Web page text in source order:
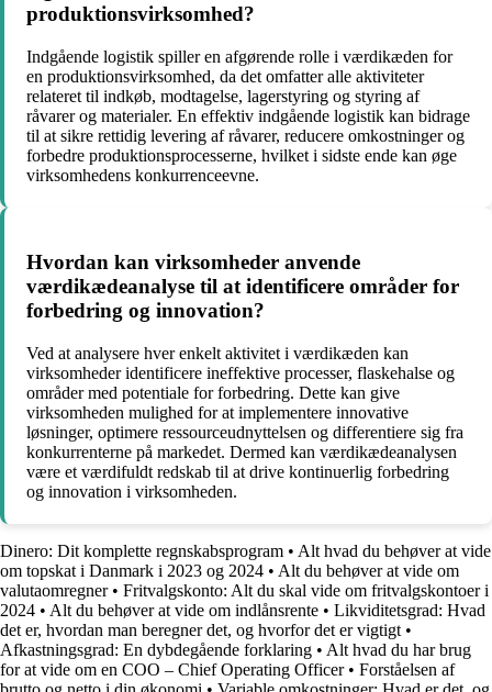
produktionsvirksomhed?
Indgående logistik spiller en afgørende rolle i værdikæden for
en produktionsvirksomhed, da det omfatter alle aktiviteter
relateret til indkøb, modtagelse, lagerstyring og styring af
råvarer og materialer. En effektiv indgående logistik kan bidrage
til at sikre rettidig levering af råvarer, reducere omkostninger og
forbedre produktionsprocesserne, hvilket i sidste ende kan øge
virksomhedens konkurrenceevne.
Hvordan kan virksomheder anvende
værdikædeanalyse til at identificere områder for
forbedring og innovation?
Ved at analysere hver enkelt aktivitet i værdikæden kan
virksomheder identificere ineffektive processer, flaskehalse og
områder med potentiale for forbedring. Dette kan give
virksomheden mulighed for at implementere innovative
løsninger, optimere ressourceudnyttelsen og differentiere sig fra
konkurrenterne på markedet. Dermed kan værdikædeanalysen
være et værdifuldt redskab til at drive kontinuerlig forbedring
og innovation i virksomheden.
Dinero: Dit komplette regnskabsprogram • Alt hvad du behøver at vide
om topskat i Danmark i 2023 og 2024 • Alt du behøver at vide om
valutaomregner• Fritvalgskonto: Alt du skal vide om fritvalgskontoer i
2024 • Alt du behøver at vide om indlånsrente • Likviditetsgrad: Hvad
det er, hvordan man beregner det, og hvorfor det er vigtigt •
Afkastningsgrad: En dybdegående forklaring • Alt hvad du har brug
for at vide om en COO – Chief Operating Officer• Forståelsen af